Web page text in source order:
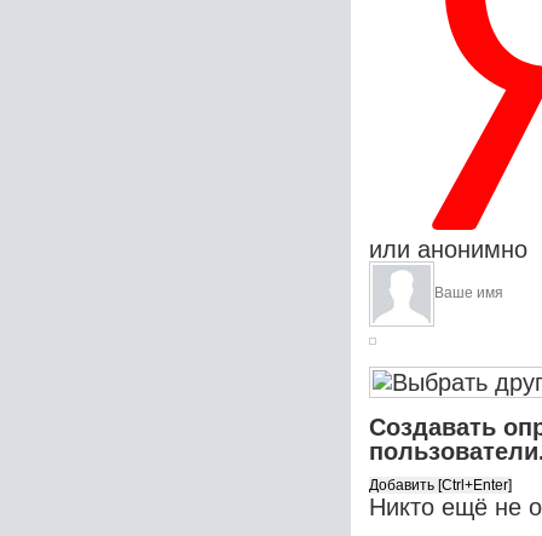
или анонимно
Создавать
Никто ещё не